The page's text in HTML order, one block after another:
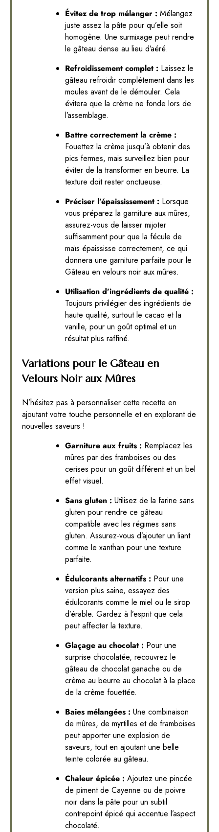
Évitez de trop mélanger : Mélangez
juste assez la pâte pour qu’elle soit
homogène. Une surmixage peut rendre
le gâteau dense au lieu d’aéré.
Refroidissement complet : Laissez le
gâteau refroidir complètement dans les
moules avant de le démouler. Cela
évitera que la crème ne fonde lors de
l’assemblage.
Battre correctement la crème :
Fouettez la crème jusqu’à obtenir des
pics fermes, mais surveillez bien pour
éviter de la transformer en beurre. La
texture doit rester onctueuse.
Préciser l’épaississement : Lorsque
vous préparez la garniture aux mûres,
assurez-vous de laisser mijoter
suffisamment pour que la fécule de
maïs épaississe correctement, ce qui
donnera une garniture parfaite pour le
Gâteau en velours noir aux mûres.
Utilisation d’ingrédients de qualité :
Toujours privilégier des ingrédients de
haute qualité, surtout le cacao et la
vanille, pour un goût optimal et un
résultat plus raffiné.
Variations pour le Gâteau en
Velours Noir aux Mûres
N’hésitez pas à personnaliser cette recette en
ajoutant votre touche personnelle et en explorant de
nouvelles saveurs !
Garniture aux fruits : Remplacez les
mûres par des framboises ou des
cerises pour un goût différent et un bel
effet visuel.
Sans gluten : Utilisez de la farine sans
gluten pour rendre ce gâteau
compatible avec les régimes sans
gluten. Assurez-vous d’ajouter un liant
comme le xanthan pour une texture
parfaite.
Édulcorants alternatifs : Pour une
version plus saine, essayez des
édulcorants comme le miel ou le sirop
d’érable. Gardez à l’esprit que cela
peut affecter la texture.
Glaçage au chocolat : Pour une
surprise chocolatée, recouvrez le
gâteau de chocolat ganache ou de
crème au beurre au chocolat à la place
de la crème fouettée.
Baies mélangées : Une combinaison
de mûres, de myrtilles et de framboises
peut apporter une explosion de
saveurs, tout en ajoutant une belle
teinte colorée au gâteau.
Chaleur épicée : Ajoutez une pincée
de piment de Cayenne ou de poivre
noir dans la pâte pour un subtil
contrepoint épicé qui accentue l’aspect
chocolaté.